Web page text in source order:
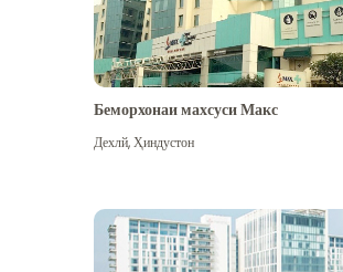
Беморхонаи махсуси Макс
Дехлй,Ҳиндустон